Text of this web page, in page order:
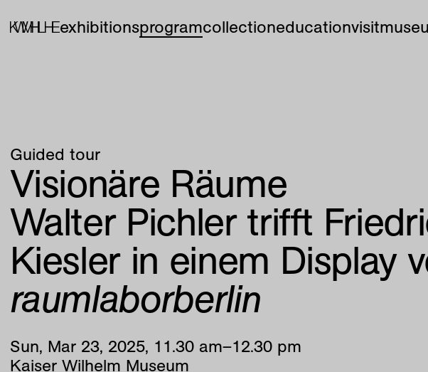
exhibitionsprogramcollectioneducationvisit
Guided tour
Visionäre Räume
Walter Pichler trifft
Kiesler in einem Display
raumlaborberlin
Sun, Mar 23, 2025, 11.30 am–12.30 pm
Kaiser Wilhelm Museum